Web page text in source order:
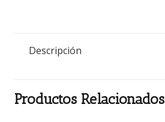
Descripción
Productos Relacionados